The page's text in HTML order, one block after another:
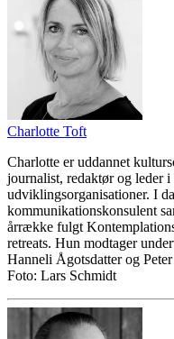
Charlotte Toft
Charlotte er uddannet
journalist, redaktør og leder
udviklingsorganisationer. I
kommunikationskonsulent
årrække fulgt
retreats. Hun modtager
Hanneli Ågotsdatter og
Foto: Lars Schmidt